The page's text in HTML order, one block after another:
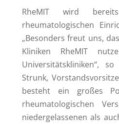
RheMIT wird
rheumatologischen
„Besonders freut uns,
Kliniken RheMIT
Universitätskliniken“,
Strunk,
besteht ein großes
rheumatologischen
niedergelassenen als